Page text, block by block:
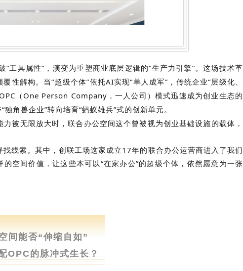
工具属性”，演变为重塑商业底层逻辑的“生产力引擎”。这场技术革
性解构。当“超级个体”依托AI实现“单人成军”，传统企业“层级化、
（One Person Company，一人公司）模式迅速成为创业生态的
角兽企业”转向培育“蚂蚁雄兵”式的创新单元。
被无限放大时，联合办公空间这个曾被视为创业基础设施的载体，
线索。其中，创联工场这家成立17年的联合办公运营商进入了我们
空间价值，让这些本可以“在家办公”的超级个体，依然愿意为一张
LAND
间能否“伸缩自如”
OPC的脉冲式生长？